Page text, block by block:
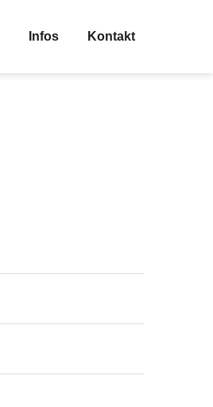
Infos Kontakt